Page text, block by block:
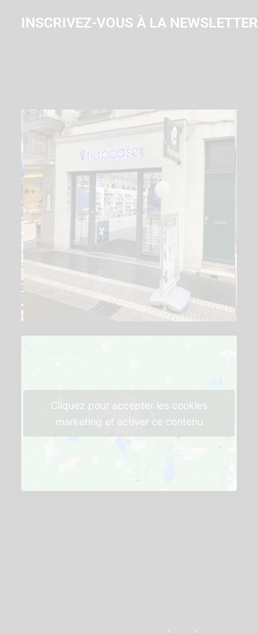
INSCRIVEZ-VOUS À LA NEWSLETTER
Cliquez pour accepter les cookies
marketing et activer ce contenu